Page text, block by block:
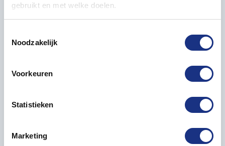
gebruikt en met welke doelen.
Informatie verzamelen over uw geografische locatie,
Uw apparaat identificeren door het actief te scannen
op specifieke eigenschappen (fingerprinting)
verwerkt en stel uw voorkeuren in het
detailgedeelte
in.
Noodzakelijk
Voorkeuren
Statistieken
Marketing
Related products